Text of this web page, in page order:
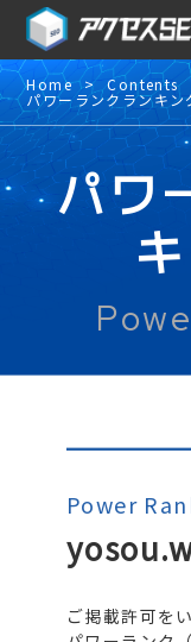
Home Contents
パワーランクランキン
パワ
Power
ご掲載許可を